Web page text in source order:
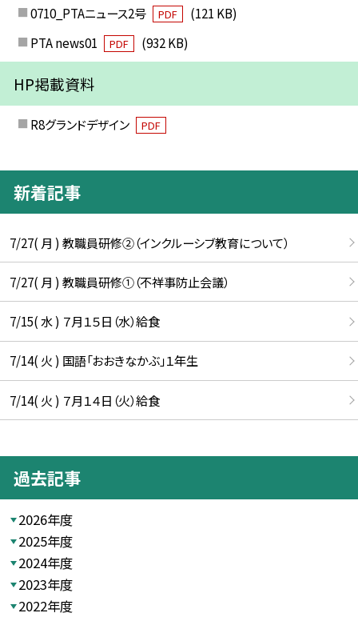
0710_PTAニュース2号 PDF
(121 KB)
PTA news01
PDF (932 KB)
HP掲載資料
R8グランドデザイン PDF
新着記事
7/27( 月 ) 教職員研修②（インクルーシブ教育について）
7/27( 月 ) 教職員研修①（不祥事防止会議）
7/15( 水 ) ７月１５日（水）給食
7/14( 火 ) 国語「おおきなかぶ」１年生
7/14( 火 ) ７月１４日（火）給食
過去記事
2026年度
2025年度
2024年度
2023年度
2022年度